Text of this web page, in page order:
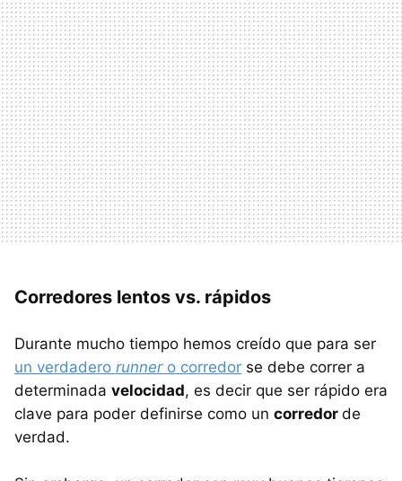
Corredores lentos vs. rápidos
Durante mucho tiempo hemos creído que para ser
un verdadero runner o corredor se debe correr a
determinada velocidad, es decir que ser rápido era
clave para poder definirse como un corredor de
verdad.